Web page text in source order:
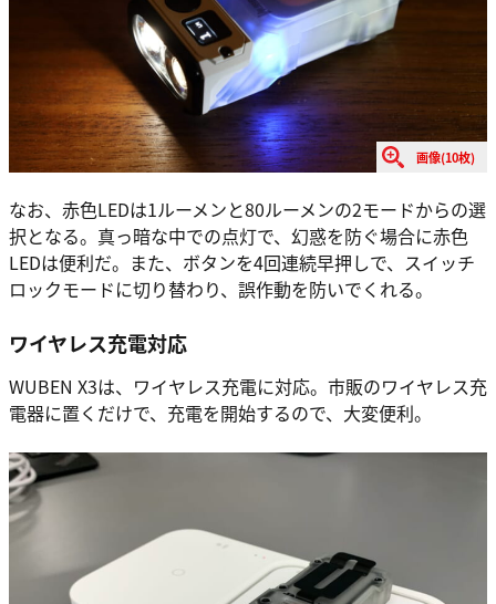
画像(10枚)
なお、赤色LEDは1ルーメンと80ルーメンの2モードからの選
択となる。真っ暗な中での点灯で、幻惑を防ぐ場合に赤色
LEDは便利だ。また、ボタンを4回連続早押しで、スイッチ
ロックモードに切り替わり、誤作動を防いでくれる。
ワイヤレス充電対応
WUBEN X3は、ワイヤレス充電に対応。市販のワイヤレス充
電器に置くだけで、充電を開始するので、大変便利。